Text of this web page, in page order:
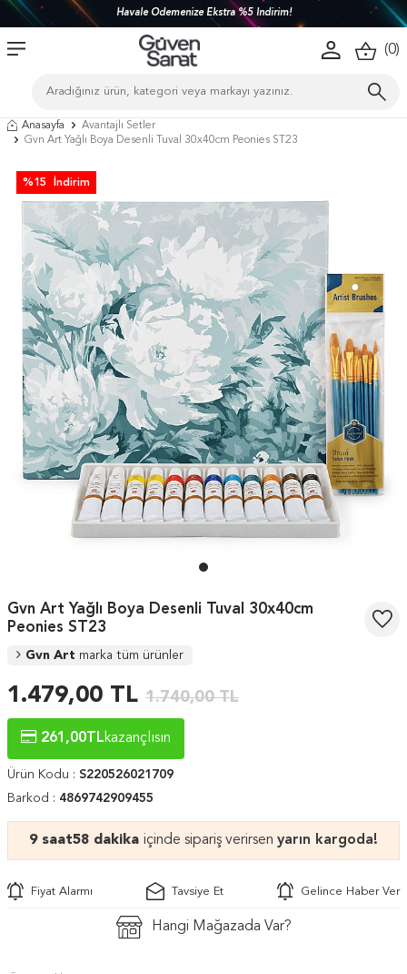
Havale Ödemenize Ekstra %5 İndirim!
(0)
Anasayfa
Avantajlı Setler
Gvn Art Yağlı Boya Desenli Tuval 30x40cm Peonies ST23
%15 İndirim
Gvn Art Yağlı Boya Desenli Tuval 30x40cm
Peonies ST23
Gvn Art marka tüm ürünler
1.740,00TL
1.479,00 TL
261,00 TLkazançlısın
Ürün Kodu : S220526021709
Barkod : 4869742909455
9 saat58 dakika içinde sipariş verirsen yarın kargoda!
Fiyat Alarmı Tavsiye Et Gelince Haber Ver
Hangi Mağazada Var?